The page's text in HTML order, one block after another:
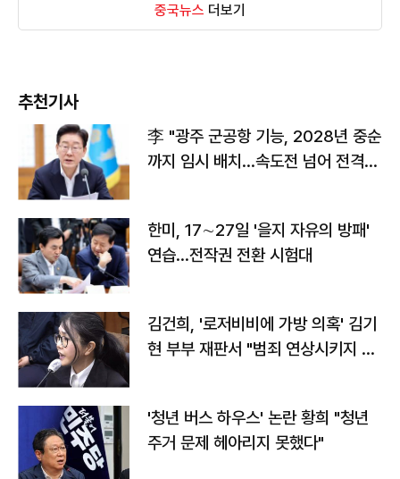
중국뉴스 더보기
추천기사
李 "광주 군공항 기능, 2028년 중순
까지 임시 배치…속도전 넘어 전격
한미, 17∼27일 '을지 자유의 방패'
연습…전작권 전환 시험대
김건희, '로저비비에 가방 의혹' 김기
현 부부 재판서 "범죄 연상시키지 말
'청년 버스 하우스' 논란 황희 "청년
주거 문제 헤아리지 못했다"